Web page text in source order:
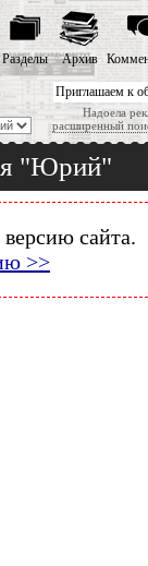
Приглашаем к
Надоела
расширенный
Разделы Архив
"Юрий"
сайта.
>>